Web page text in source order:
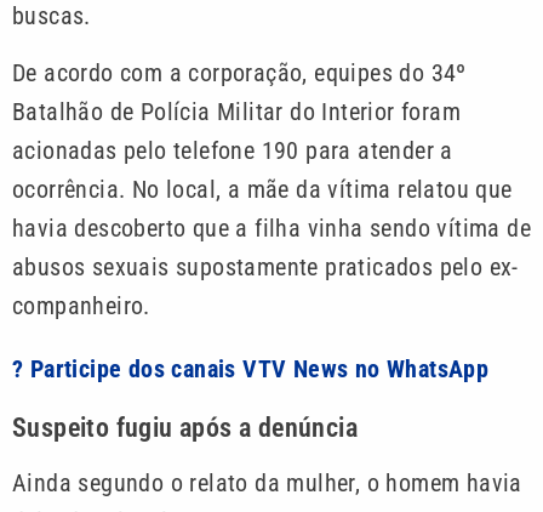
buscas.
De acordo com a corporação, equipes do 34º
Batalhão de Polícia Militar do Interior foram
acionadas pelo telefone 190 para atender a
ocorrência. No local, a mãe da vítima relatou que
havia descoberto que a filha vinha sendo vítima de
abusos sexuais supostamente praticados pelo ex-
companheiro.
? Participe dos canais VTV News no WhatsApp
Suspeito fugiu após a denúncia
Ainda segundo o relato da mulher, o homem havia